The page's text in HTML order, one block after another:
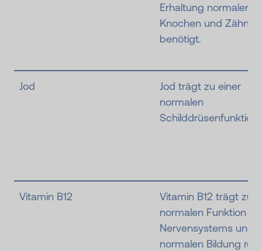
Erhaltung normaler
Knochen und Zähne
benötigt.
Jod
Jod trägt zu einer
normalen
Schilddrüsenfunktion
Vitamin B12
Vitamin B12 trägt zu
normalen Funktion
Nervensystems und
normalen Bildung